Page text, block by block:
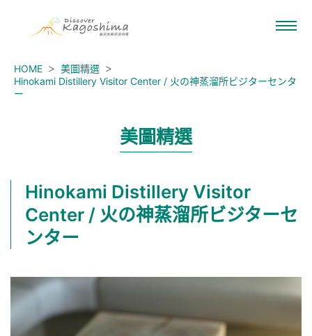
HOME
美圖精選
Hinokami Distillery Visitor Center / 火の神蒸溜所ビジターセンタ
ー
美圖精選
Hinokami Distillery Visitor
Center / 火の神蒸溜所ビジターセ
ンター